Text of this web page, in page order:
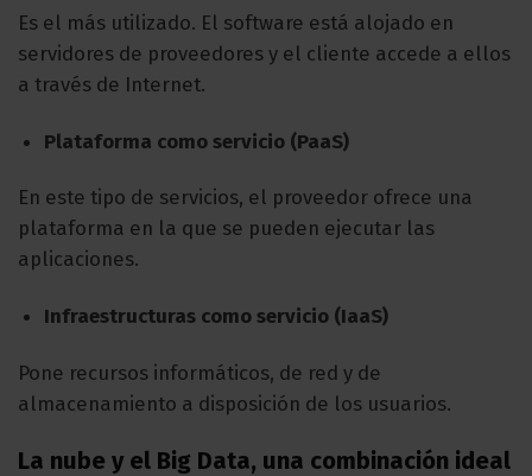
Es el más utilizado. El software está alojado en
servidores de proveedores y el cliente accede a ellos
a través de Internet.
Plataforma como servicio (PaaS)
En este tipo de servicios, el proveedor ofrece una
plataforma en la que se pueden ejecutar las
aplicaciones.
Infraestructuras como servicio (IaaS)
Pone recursos informáticos, de red y de
almacenamiento a disposición de los usuarios.
La nube y el Big Data, una combinación ideal